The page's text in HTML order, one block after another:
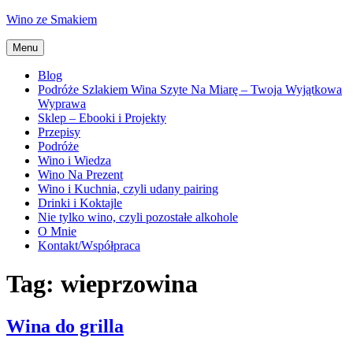
Przejdź
treści
Wino ze Smakiem
Menu
Blog
Podróże Szlakiem Wina Szyte Na Miarę – Twoja Wyjątkowa
Wyprawa
Sklep – Ebooki i Projekty
Przepisy
Podróże
Wino i Wiedza
Wino Na Prezent
Wino i Kuchnia, czyli udany pairing
Drinki i Koktajle
Nie tylko wino, czyli pozostałe alkohole
O Mnie
Kontakt/Współpraca
Tag: wieprzowina
Wina do grilla